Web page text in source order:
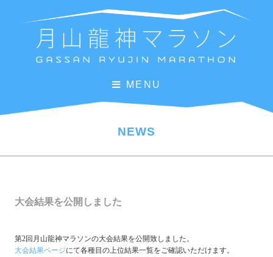
MENU
NEWS
大会結果を公開しました
第2回月山龍神マラソンの大会結果を公開致しました。
大会結果ページにて各種目の上位結果一覧をご確認いただけます。